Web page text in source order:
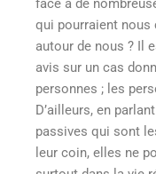
face à de
qui pourraient nous
autour de nous ? Il
avis sur un cas
personnes ; les
D’ailleurs, en
passives qui sont
leur coin, elles ne